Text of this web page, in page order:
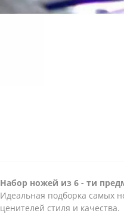
Набор ножей из 6 - ти
Идеальная подборка самых
ценителей стиля и качества.